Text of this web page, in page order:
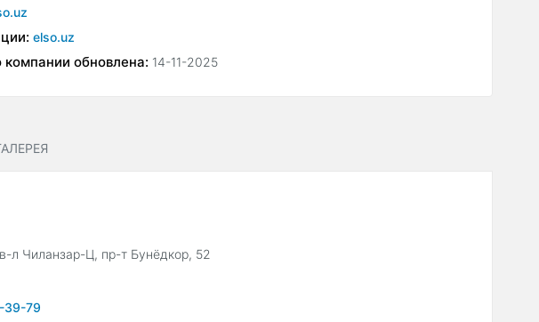
elso.uz
обновлена: 14-11-2025
л Чиланзар-Ц, пр-т Бунёдкор, 52
39-79